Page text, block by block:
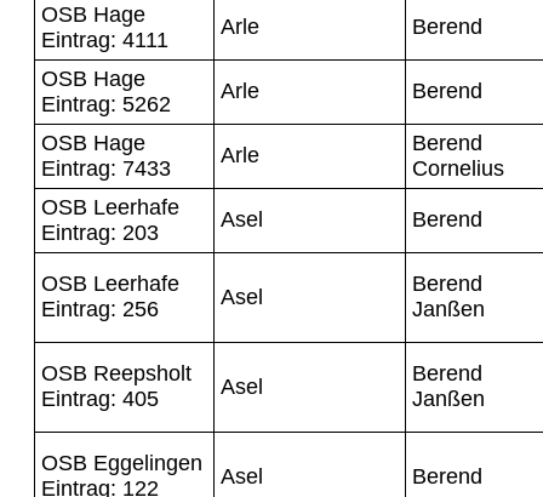
OSB Hage
Eintrag: 4111
Arle Berend
OSB Hage
Eintrag: 5262
Arle Berend
OSB Hage
Eintrag: 7433
Arle
Berend
Cornelius
OSB Leerhafe
Eintrag: 203
Asel Berend
OSB Leerhafe
Eintrag: 256
Asel
Berend
Janßen
OSB Reepsholt
Eintrag: 405
Asel
Berend
Janßen
OSB Eggelingen
Eintrag: 122
Asel Berend